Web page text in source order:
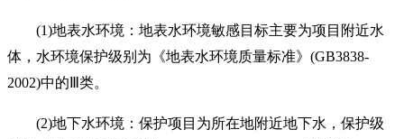
(1)地表水环境：地表水环境敏感目标主要为项目附近水
体，水环境保护级别为《地表水环境质量标准》 (GB3838-
2002)中的 类。
(2)地下水环境：保护项目为所在地附近地下水，保护级